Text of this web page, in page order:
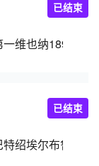
一维也纳1894业余
已结束
特绍埃尔布鲁恩
已结束